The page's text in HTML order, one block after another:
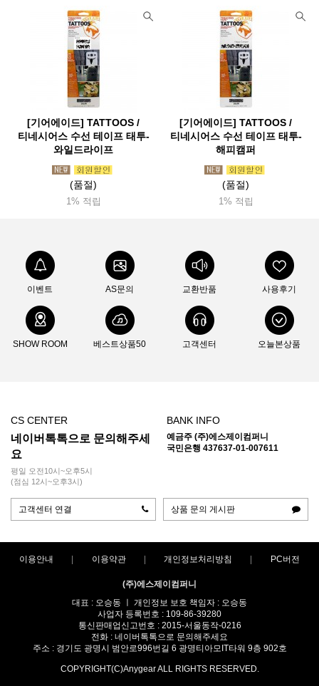
[기어에이드] TATTOOS /
티네시어스 수선 테이프 태투-
와일드라이프
(품절)
1% 적립
[기어에이드] TATTOOS /
티네시어스 수선 테이프 태투-
해피캠퍼
(품절)
1% 적립
이벤트 AS문의 교환반품 사용후기
SHOW ROOM 베스트상품50 고객센터 오늘본상품
CS CENTER
네이버톡톡으로 문의해주세
요
평일 오전10시~오후5시
(점심 12시~오후3시)
BANK INFO
예금주 (주)에스제이컴퍼니
국민은행 437637-01-007611
고객센터 연결 상품 문의 게시판
이용안내 이용약관 개인정보처리방침 PC버전
(주)에스제이컴퍼니
대표 : 오승동 ㅣ 개인정보 보호 책임자 : 오승동
사업자 등록번호 : 109-86-39280
통신판매업신고번호 : 2015-서울동작-0216
전화 : 네이버톡톡으로 문의해주세요
주소 : 경기도 광명시 범안로996번길 6 광명티아모IT타워 9층 902호
COPYRIGHT(C)Anygear ALL RIGHTS RESERVED.